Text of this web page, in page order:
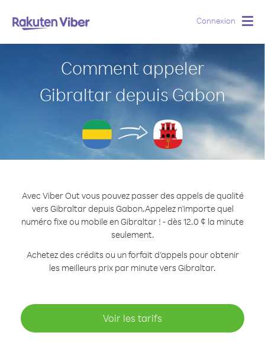
Connexion
Comment appeler
Gibraltar depuis Gabon
Avec Viber Out vous pouvez passer des appels de qualité
vers Gibraltar depuis Gabon.Appelez n'importe quel
numéro fixe ou mobile en Gibraltar ! - dès 12.0 ¢ la minute
seulement.
Achetez des crédits ou un forfait d’appels pour obtenir
les meilleurs prix par minute vers Gibraltar.
Voir les tarifs